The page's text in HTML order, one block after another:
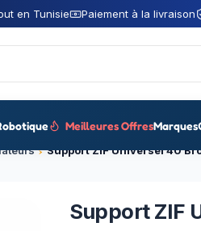
en Tunisie Paiement à la livraison
Meilleures OffresMarques
Support ZIF Universel 40
Support ZIF